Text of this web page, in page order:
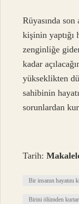
Rüyasında
kişinin yaptığı
zenginliğe
kadar
yükseklikten
sahibinin
sorunlardan
Tarih:
Bir insanın hayatını
Birini ölümden